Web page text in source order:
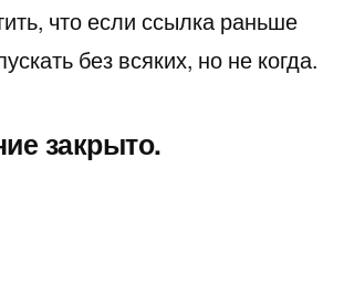
что если ссылка раньше
без всяких, но не когда.
закрыто.